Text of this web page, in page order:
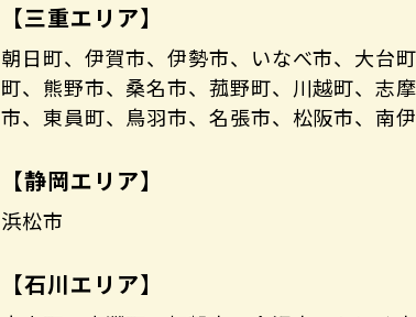
【三重エリア】
朝日町、伊賀市、伊勢市、いなべ市、大台
町、熊野市、桑名市、菰野町、川越町、志
市、東員町、鳥羽市、名張市、松阪市、南
【静岡エリア】
浜松市
【石川エリア】